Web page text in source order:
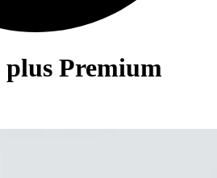
plus Premium